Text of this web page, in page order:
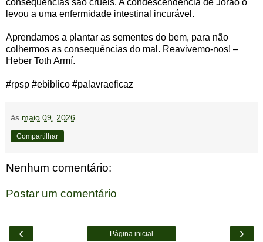
consequências são cruéis. A condescendência de Jorão o
levou a uma enfermidade intestinal incurável.
Aprendamos a plantar as sementes do bem, para não
colhermos as consequências do mal. Reavivemo-nos! –
Heber Toth Armí.
#rpsp #ebiblico #palavraeficaz
às maio 09, 2026
Compartilhar
Nenhum comentário:
Postar um comentário
‹ ›
Página inicial